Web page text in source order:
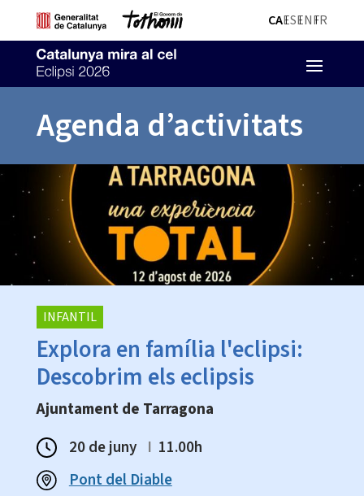
CAESENFR
Agenda d’activitats
INFANTIL
Explora en família l'eclipsi:
Descobrim els eclipsis
Ajuntament de Tarragona
20 de juny I 11.00h
Pont del Diable